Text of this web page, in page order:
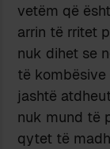
vetëm që
arrin të rritet
nuk dihet se
të
jashtë
nuk mund të
qytet të